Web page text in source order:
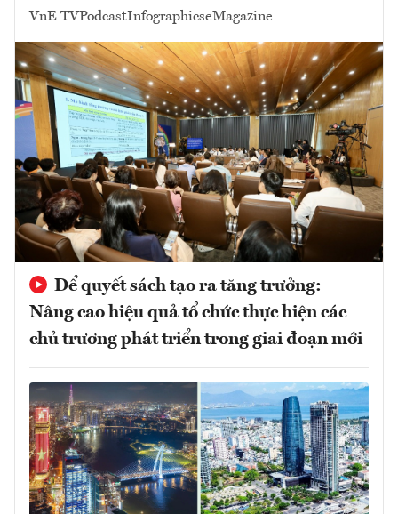
VnE TVPodcastInfographicseMagazine
Để quyết sách tạo ra tăng trưởng:
Nâng cao hiệu quả tổ chức thực hiện các
chủ trương phát triển trong giai đoạn mới